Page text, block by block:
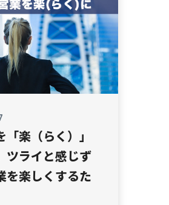
楽（らく）」
ツライと感じず
を楽しくするた